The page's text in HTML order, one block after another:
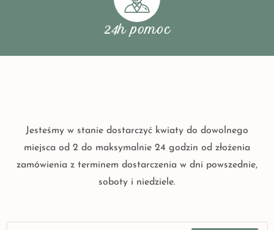
24h pomoc
Jesteśmy w stanie dostarczyć kwiaty do dowolnego
miejsca od 2 do maksymalnie 24 godzin od złożenia
zamówienia z terminem dostarczenia w dni powszednie,
soboty i niedziele.